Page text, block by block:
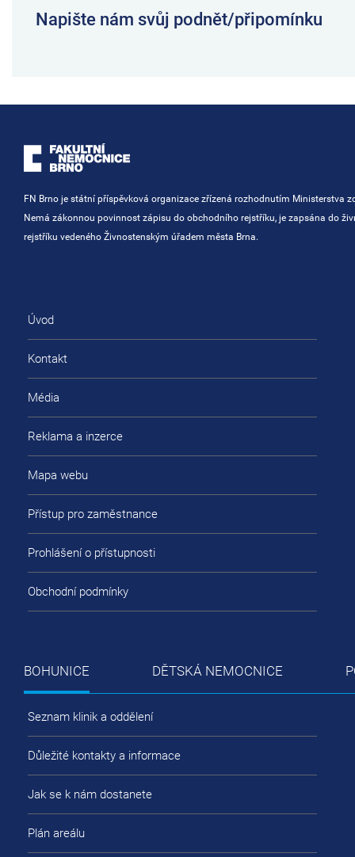
Napište nám svůj podnět/připomínku
FN Brno je státní příspěvková organizace zřízená rozhodnutím Ministerstva
Nemá zákonnou povinnost zápisu do obchodního rejstříku, je zapsána do
rejstříku vedeného Živnostenským úřadem města Brna.
Úvod
Kontakt
Média
Reklama a inzerce
Mapa webu
Přístup pro zaměstnance
Prohlášení o přístupnosti
Obchodní podmínky
BOHUNICE DĚTSKÁ NEMOCNICE
Seznam klinik a oddělení
Důležité kontakty a informace
Jak se k nám dostanete
Plán areálu